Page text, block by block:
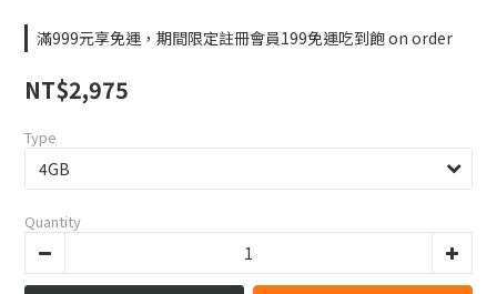
滿999元享免運，期間限定註冊會員199免運吃到飽 on order
NT$2,975
Type
Quantity